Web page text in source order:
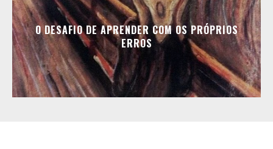
O DESAFIO DE APRENDER COM OS PRÓPRIOS
ERROS